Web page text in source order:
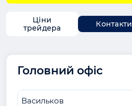
Ціни
трейдера
Контакти
Головний офіс
Васильков